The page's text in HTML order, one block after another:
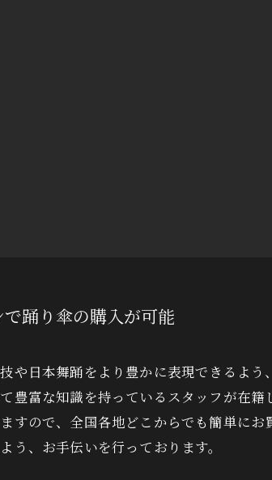
で踊り傘の購入が可能
や日本舞踊をより豊かに表現できるよ
豊富な知識を持っているスタッフが在
すので、全国各地どこからでも簡単に
う、お手伝いを行っております。